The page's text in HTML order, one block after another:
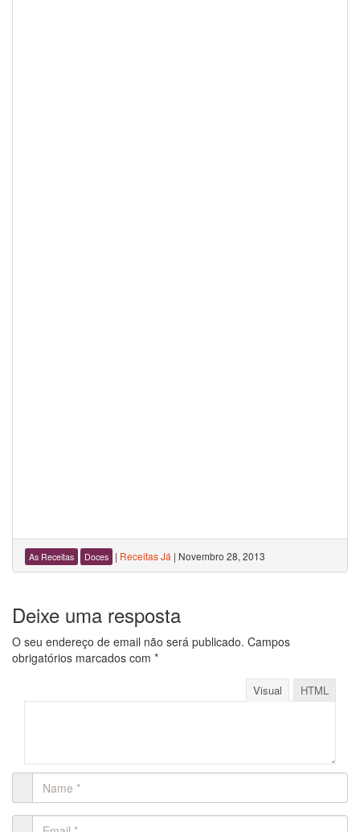
As Receitas Doces | Receitas Já | Novembro 28, 2013
Deixe uma resposta
O seu endereço de email não será publicado. Campos
obrigatórios marcados com *
Visual HTML